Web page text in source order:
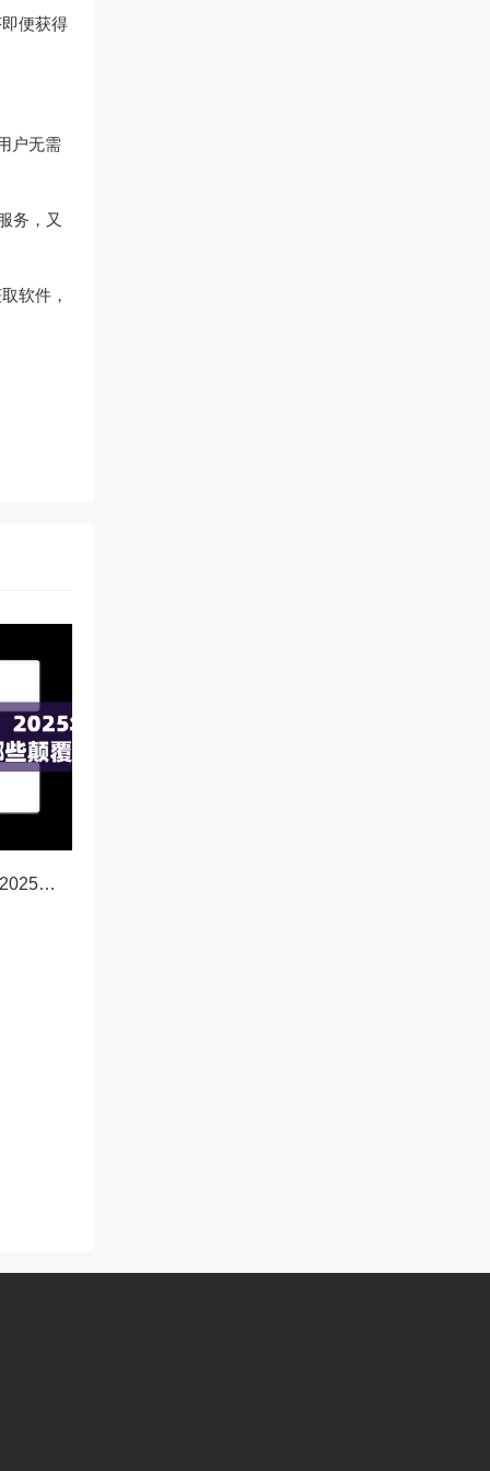
便获得
户无需
务，又
软件，
OKX新功能前瞻，2025年交易体验将迎来哪些颠覆性升级？